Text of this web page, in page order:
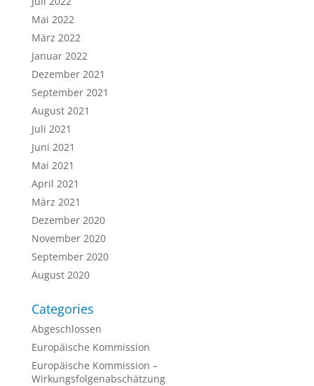
Mai 2022
März 2022
Januar 2022
Dezember 2021
September 2021
August 2021
Juli 2021
Juni 2021
Mai 2021
April 2021
März 2021
Dezember 2020
November 2020
September 2020
August 2020
Categories
Abgeschlossen
Europäische Kommission
Europäische Kommission –
Wirkungsfolgenabschätzung